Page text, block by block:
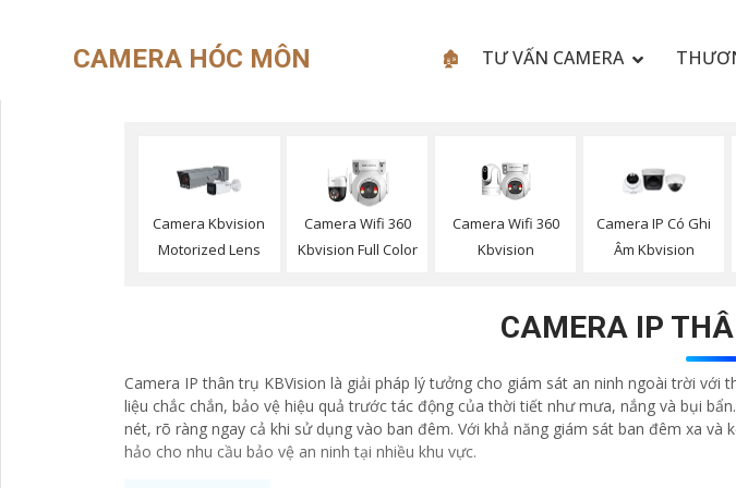
CAMERA HÓC MÔN 🏚 TƯ VẤN CAMERA
Camera Kbvision
Motorized Lens
Camera Wifi 360
Kbvision Full Color
Camera Wifi 360
Kbvision
Camera IP Có Ghi
Âm Kbvision
CAMERA IP
Camera IP thân trụ KBVision là giải pháp lý tưởng cho giám sát an ninh ngoài trời
liệu chắc chắn, bảo vệ hiệu quả trước tác động của thời tiết như mưa, nắng và bụi
nét, rõ ràng ngay cả khi sử dụng vào ban đêm. Với khả năng giám sát ban đêm xa
hảo cho nhu cầu bảo vệ an ninh tại nhiều khu vực.